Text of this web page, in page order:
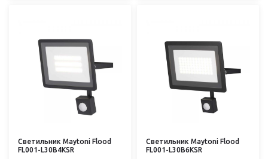
Светильник Maytoni Flood
FL001-L30B4KSR
Светильник Maytoni Flood
FL001-L30B6KSR